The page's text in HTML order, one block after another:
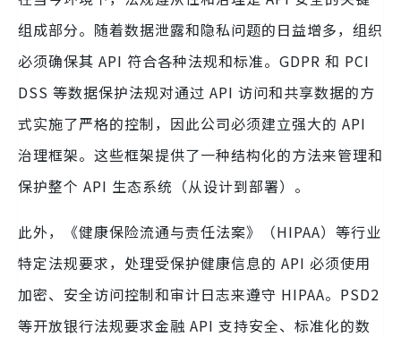
组成部分。随着数据泄露和隐私问题的日益增多，组织
必须确保其 API 符合各种法规和标准。GDPR 和 PCI
DSS 等数据保护法规对通过 API 访问和共享数据的方
式实施了严格的控制，因此公司必须建立强大的 API
治理框架。这些框架提供了一种结构化的方法来管理和
保护整个 API 生态系统（从设计到部署）。
此外，《健康保险流通与责任法案》（HIPAA）等行业
特定法规要求，处理受保护健康信息的 API 必须使用
加密、安全访问控制和审计日志来遵守 HIPAA。PSD2
等开放银行法规要求金融 API 支持安全、标准化的数